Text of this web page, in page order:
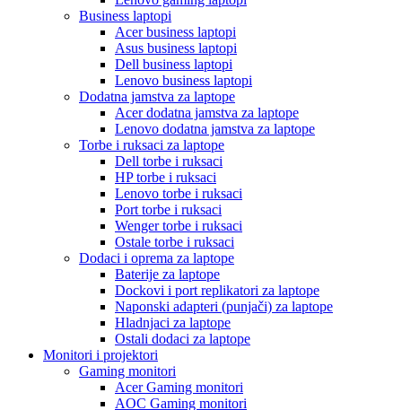
Business laptopi
Acer business laptopi
Asus business laptopi
Dell business laptopi
Lenovo business laptopi
Dodatna jamstva za laptope
Acer dodatna jamstva za laptope
Lenovo dodatna jamstva za laptope
Torbe i ruksaci za laptope
Dell torbe i ruksaci
HP torbe i ruksaci
Lenovo torbe i ruksaci
Port torbe i ruksaci
Wenger torbe i ruksaci
Ostale torbe i ruksaci
Dodaci i oprema za laptope
Baterije za laptope
Dockovi i port replikatori za laptope
Naponski adapteri (punjači) za laptope
Hladnjaci za laptope
Ostali dodaci za laptope
Monitori i projektori
Gaming monitori
Acer Gaming monitori
AOC Gaming monitori